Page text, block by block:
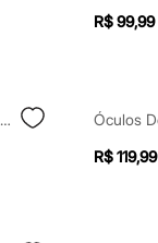
R$ 99,99
Óculos De Sol Feminino Quadrado De Acetato Triton Preto
R$ 119,99